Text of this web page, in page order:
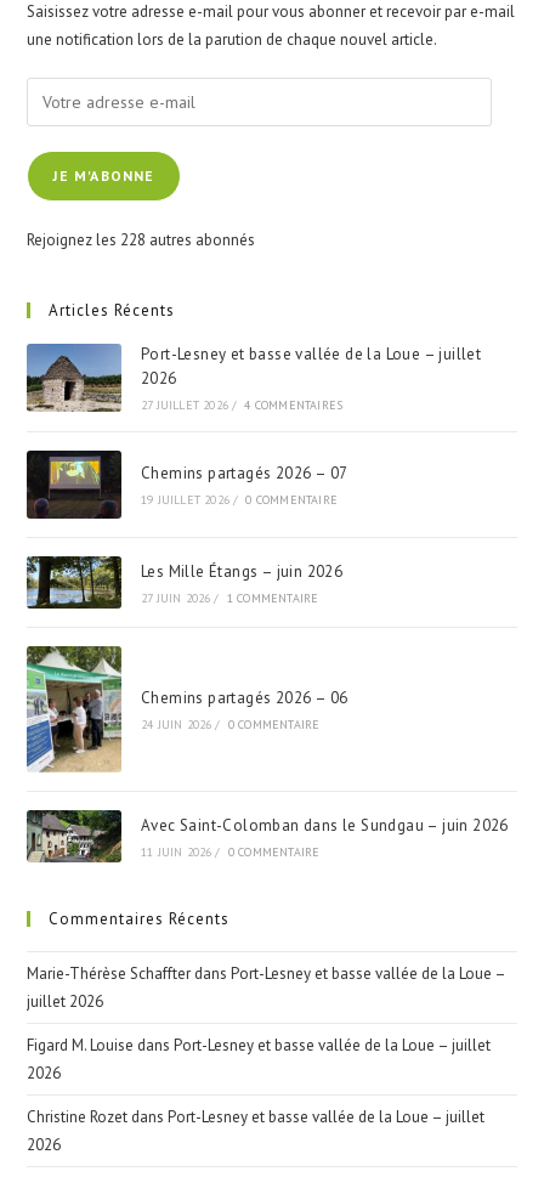
Saisissez votre adresse e-mail pour vous abonner et recevoir par e-mail
une notification lors de la parution de chaque nouvel article.
Votre
adresse
e-
mailJE M'ABONNE
Rejoignez les 228 autres abonnés
Articles Récents
Port-Lesney et basse vallée de la Loue – juillet
2026
27 JUILLET 2026 / 4 COMMENTAIRES
Chemins partagés 2026 – 07
19 JUILLET 2026 / 0 COMMENTAIRE
Les Mille Étangs – juin 2026
27 JUIN 2026 / 1 COMMENTAIRE
Chemins partagés 2026 – 06
24 JUIN 2026 / 0 COMMENTAIRE
Avec Saint-Colomban dans le Sundgau – juin 2026
11 JUIN 2026 / 0 COMMENTAIRE
Commentaires Récents
Marie-Thérèse Schaffter dansPort-Lesney et basse vallée de la Loue –
juillet 2026
Figard M. Louise dansPort-Lesney et basse vallée de la Loue – juillet
2026
Christine Rozet dansPort-Lesney et basse vallée de la Loue – juillet
2026